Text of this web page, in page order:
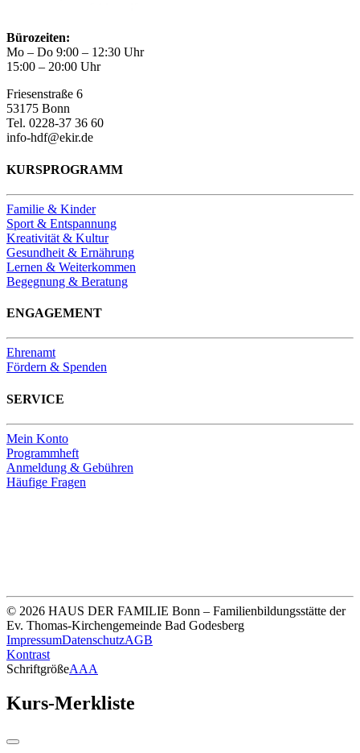
Bürozeiten:
Mo – Do 9:00 – 12:30 Uhr
15:00 – 20:00 Uhr
Friesenstraße 6
53175 Bonn
Tel. 0228-37 36 60
info-hdf@ekir.de
KURSPROGRAMM
Familie & Kinder
Sport & Entspannung
Kreativität & Kultur
Gesundheit & Ernährung
Lernen & Weiterkommen
Begegnung & Beratung
ENGAGEMENT
Ehrenamt
Fördern & Spenden
SERVICE
Mein Konto
Programmheft
Anmeldung & Gebühren
Häufige Fragen
© 2026 HAUS DER FAMILIE Bonn – Familienbildungsstätte der
Ev. Thomas-Kirchengemeinde Bad Godesberg
ImpressumDatenschutzAGB
Kontrast
SchriftgrößeAAA
Kurs-Merkliste